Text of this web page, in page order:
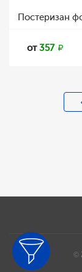
Постеризан
от357
©